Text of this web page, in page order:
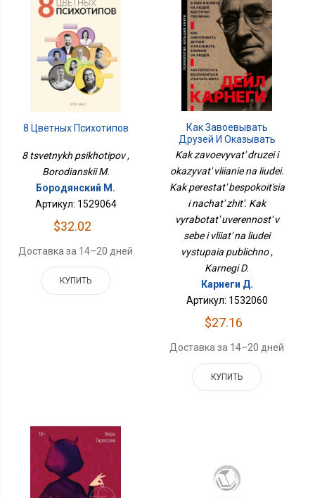
8 Цветных Психотипов
8 tsvetnykh psikhotipov ,
Borodianskii M.
Бородянский М.
Артикул: 1529064
$32.02
Доставка за 14–20 дней
КУПИТЬ
Как Завоевывать
Друзей И Оказывать
Влияние На Людей. Как
Перестать
Беспокоиться И Начать
Жить. Как Выработать
Уверенность В Себе И
Влиять На Людей
Выступая Публично
Kak zavoevyvat' druzei i
okazyvat' vliianie na liudei.
Kak perestat' bespokoit'sia
i nachat' zhit'. Kak
vyrabotat' uverennost' v
sebe i vliiat' na liudei
vystupaia publichno ,
Karnegi D.
Карнеги Д.
Артикул: 1532060
$27.16
Доставка за 14–20 дней
КУПИТЬ